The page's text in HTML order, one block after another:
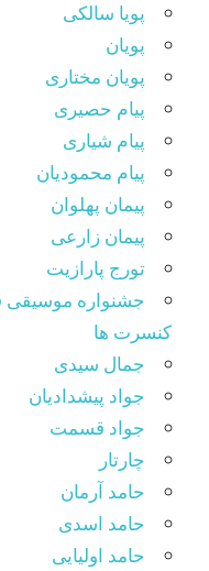
پویا سالکی
پویان
پویان مختاری
پیام حصیری
پیام شیاری
پیام محمودیان
پیمان پهلوان
پیمان زارعی
تورج پارازیت
جشنواره موسیقی
کنسرت ها
جمال سیدی
جواد پیشدادیان
جواد قسمت
چارتار
حامد آرمان
حامد اسدی
حامد اولیایی